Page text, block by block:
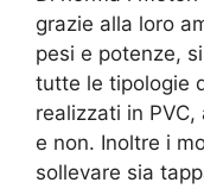
grazie alla loro
pesi e potenze,
tutte le tipologie
realizzati in
e non. Inoltre i
sollevare sia